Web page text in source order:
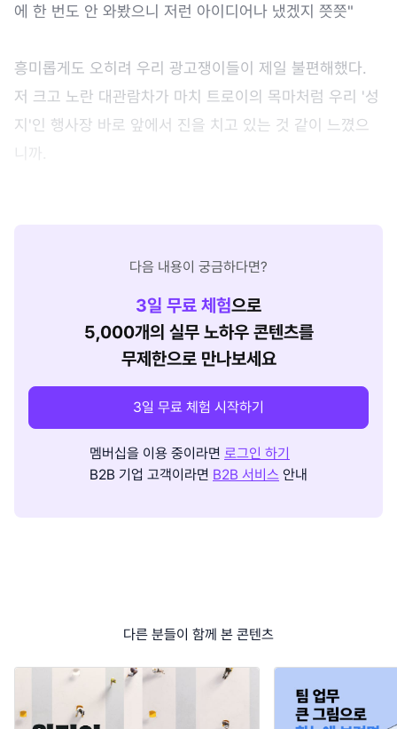
에 한 번도 안 와봤으니 저런 아이디어나 냈겠지 쯧쯧"
흥미롭게도 오히려 우리 광고쟁이들이 제일 불편해했다.
저 크고 노란 대관람차가 마치 트로이의 목마처럼 우리 '성
지'인 행사장 바로 앞에서 진을 치고 있는 것 같이 느꼈으
니까.
다음 내용이 궁금하다면?
3일 무료 체험으로
5,000개의 실무 노하우 콘텐츠를
무제한으로 만나보세요
3일 무료 체험 시작하기
멤버십을 이용 중이라면 로그인 하기
B2B 기업 고객이라면 B2B 서비스 안내
다른 분들이 함께 본 콘텐츠